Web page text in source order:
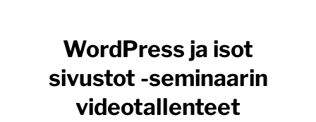
WordPress ja isot
sivustot -seminaarin
videotallenteet